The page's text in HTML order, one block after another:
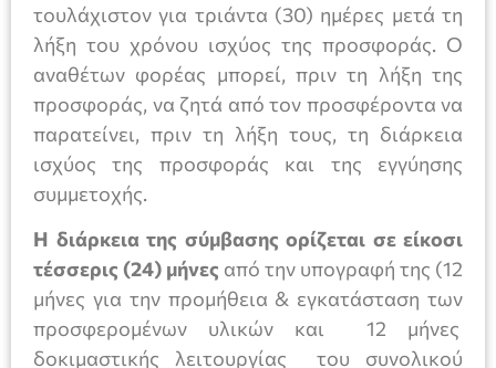
τουλάχιστον για τριάντα (30) ημέρες μετά τη
λήξη του χρόνου ισχύος της προσφοράς. Ο
αναθέτων φορέας μπορεί, πριν τη λήξη της
προσφοράς, να ζητά από τον προσφέροντα να
παρατείνει, πριν τη λήξη τους, τη διάρκεια
ισχύος της προσφοράς και της εγγύησης
συμμετοχής.
Η διάρκεια της σύμβασης ορίζεται σε είκοσι
τέσσερις (24) μήνες από την υπογραφή της (12
μήνες για την προμήθεια & εγκατάσταση των
προσφερομένων υλικών και 12 μήνες
δοκιμαστικής λειτουργίας του συνολικού